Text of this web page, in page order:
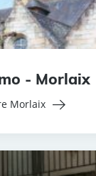
- Morlaix
Morlaix